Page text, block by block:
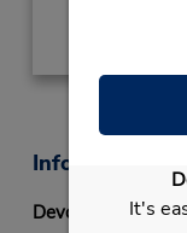
It's
Información
Devolución fuera